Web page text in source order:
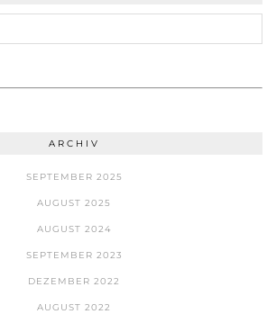
ARCHIV
SEPTEMBER 2025
AUGUST 2025
AUGUST 2024
SEPTEMBER 2023
DEZEMBER 2022
AUGUST 2022